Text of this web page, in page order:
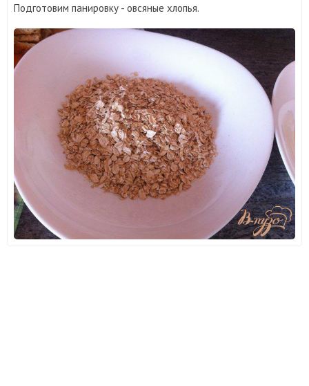
Подготовим панировку - овсяные хлопья.